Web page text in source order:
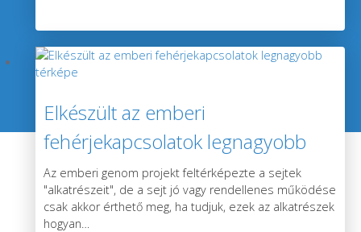
Elkészült az emberi
fehérjekapcsolatok legnagyobb
térképe
Az emberi genom projekt feltérképezte a sejtek
"alkatrészeit", de a sejt jó vagy rendellenes működése
csak akkor érthető meg, ha tudjuk, ezek az alkatrészek
hogyan